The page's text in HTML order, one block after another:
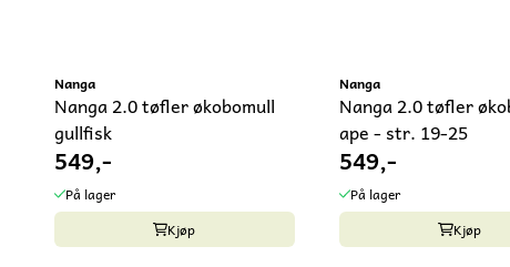
Nanga
Nanga 2.0 tøfler økobomull
gullfisk
549,-
På lager
Kjøp
Nanga
Nanga 2.0 tøfler
ape - str. 19-25
549,-
På lager
Kjøp